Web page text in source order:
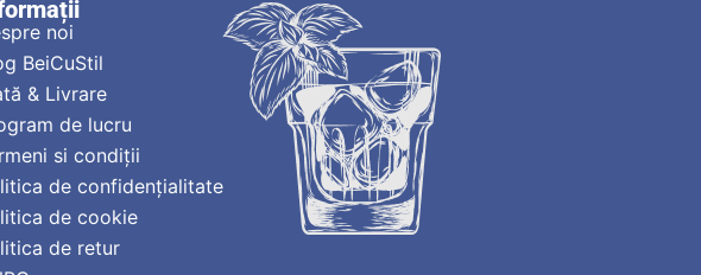
noi
BeiCuStil
& Livrare
de lucru
si condiții
de confidențialitate
de cookie
de retur